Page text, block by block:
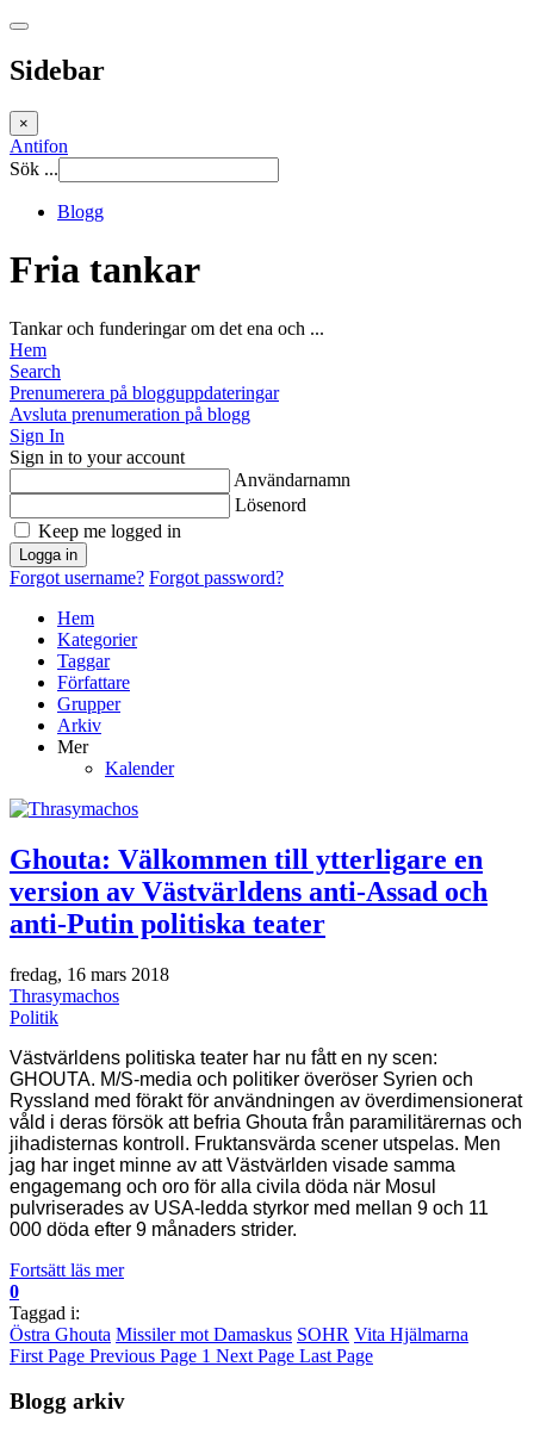
Sidebar
×
Antifon
Sök ...
Blogg
Fria tankar
Tankar och funderingar om det ena och ...
Hem
Search
Prenumerera på blogguppdateringar
Avsluta prenumeration på blogg
Sign In
Sign in to your account
Användarnamn
Lösenord
Keep me logged in
Logga in
Forgot username? Forgot password?
Hem
Kategorier
Taggar
Författare
Grupper
Arkiv
Mer
Kalender
Ghouta: Välkommen till ytterligare en
version av Västvärldens anti-Assad och
anti-Putin politiska teater
fredag, 16 mars 2018
Thrasymachos
Politik
Västvärldens politiska teater har nu fått en ny scen:
GHOUTA. M/S-media och politiker överöser Syrien och
Ryssland med förakt för användningen av överdimensionerat
våld i deras försök att befria Ghouta från paramilitärernas och
jihadisternas kontroll. Fruktansvärda scener utspelas. Men
jag har inget minne av att Västvärlden visade samma
engagemang och oro för alla civila döda när Mosul
pulvriserades av USA-ledda styrkor med mellan 9 och 11
000 döda efter 9 månaders strider.
Fortsätt läs mer
0
Taggad i:
Östra Ghouta Missiler mot Damaskus SOHR Vita Hjälmarna
First Page Previous Page 1 Next Page Last Page
Blogg arkiv